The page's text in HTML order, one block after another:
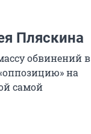
Пляскина
обвинений в
на
самой